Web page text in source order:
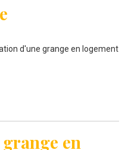
d'une grange en logement
en